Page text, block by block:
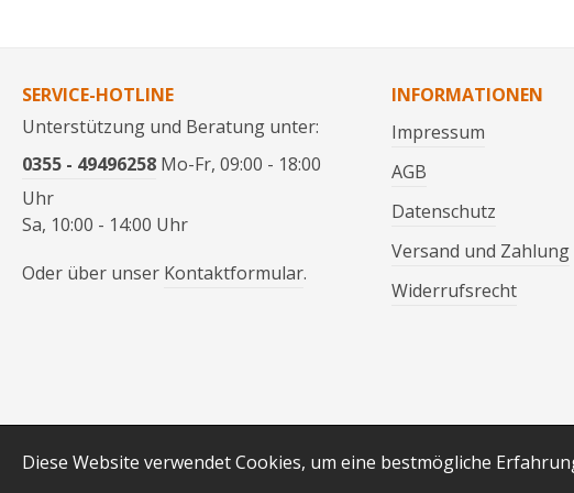
SERVICE-HOTLINE
Unterstützung und Beratung unter:
0355 - 49496258 Mo-Fr, 09:00 - 18:00
Uhr
Sa, 10:00 - 14:00 Uhr
Oder über unser Kontaktformular.
INFORMATIONEN
Impressum
AGB
Datenschutz
Versand und Zahlung
Widerrufsrecht
* Alle Preise inkl. gesetzl. Mehrwertsteuer
Diese Website verwendet Cookies, um eine bestmögliche